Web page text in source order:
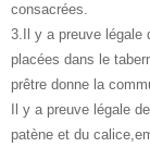
consacrées.
3.Il y a preuve légale
placées dans le
prêtre donne la
Il y a preuve légale
patène et du